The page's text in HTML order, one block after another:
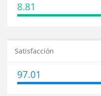
8.81
Satisfacción
97.01